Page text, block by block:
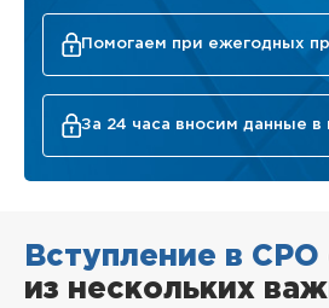
Помогаем при ежегодных
За 24 часа вносим данные в
Вступление в СРО
из нескольких